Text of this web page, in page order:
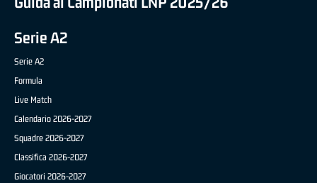
Serie A2
Serie A2
Formula
Live Match
Calendario 2026-2027
Squadre 2026-2027
Classifica 2026-2027
Giocatori 2026-2027